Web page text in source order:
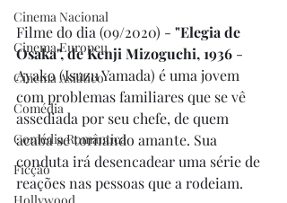
Cinema Nacional
Cinema Europeu
Cinema Asiático
Comédia
Comédia Romântica
Ficção
Filme do dia (09/2020) - "Elegia de
Osaka", de Kenji Mizoguchi, 1936 -
Ayako (Isuzu Yamada) é uma jovem
com problemas familiares que se vê
assediada por seu chefe, de quem
acaba se tornando amante. Sua
conduta irá desencadear uma série de
reações nas pessoas que a rodeiam.